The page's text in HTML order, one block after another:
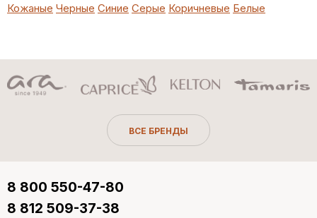
Кожаные Черные Синие Серые Коричневые Белые
ВСЕ БРЕНДЫ
8 800 550-47-80
8 812 509-37-38